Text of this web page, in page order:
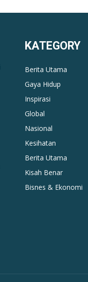
KATEGORY
Berita Utama
Gaya Hidup
Inspirasi
Global
Nasional
Kesihatan
Berita Utama
Kisah Benar
Bisnes & Ekonomi